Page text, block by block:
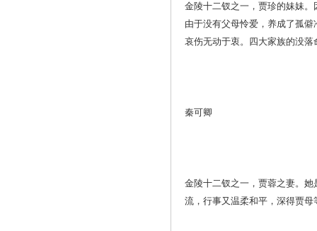
金陵十二钗之一，贾珍的妹妹
由于没有父母怜爱，养成了孤
哀伤无动于衷。四大家族的没
秦可卿
金陵十二钗之一，贾蓉之妻。
流，行事又温柔和平，深得贾